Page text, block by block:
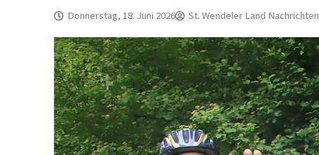
Donnerstag, 18. Juni 2026 St. Wendeler Land Nachrichten